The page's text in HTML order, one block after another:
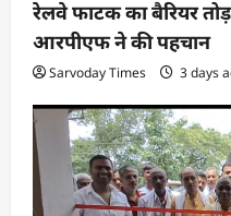
रेलवे फाटक का बैरियर
आरपीएफ ने की पहचान
Sarvoday Times 3 days